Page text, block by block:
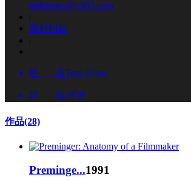
mdbnews@1905.com
|
资料纠错
|
姓 名Tom Tryon
职 业演员
作品(28)
Preminge...1991